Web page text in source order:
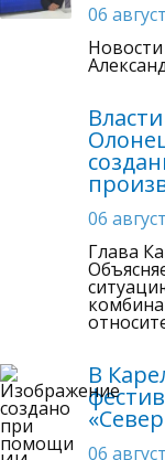
06
06
Глава
В
06